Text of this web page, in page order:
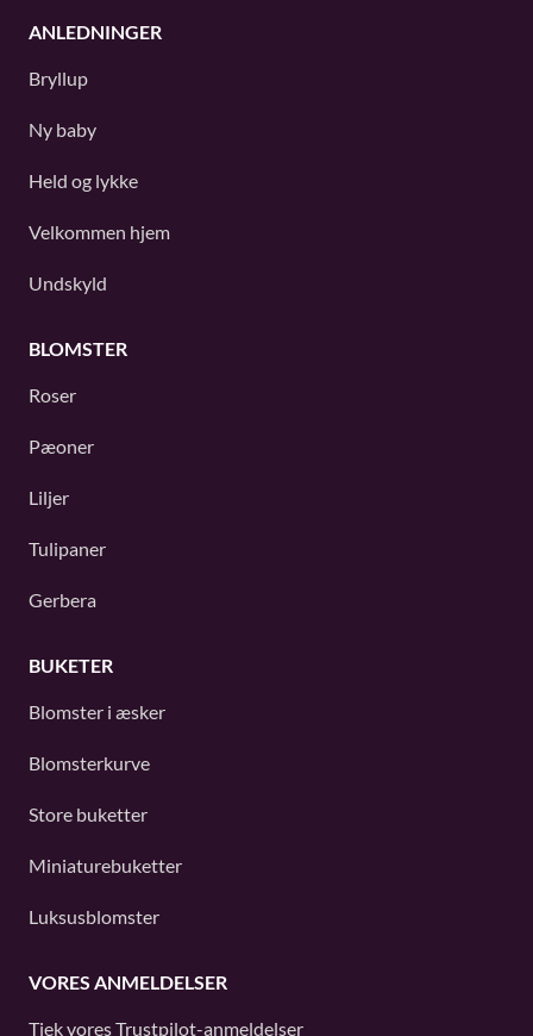
ANLEDNINGER
Bryllup
Ny baby
Held og lykke
Velkommen hjem
Undskyld
BLOMSTER
Roser
Pæoner
Liljer
Tulipaner
Gerbera
BUKETER
Blomster i æsker
Blomsterkurve
Store buketter
Miniaturebuketter
Luksusblomster
VORES ANMELDELSER
Tjek voresTrustpilot-anmeldelser